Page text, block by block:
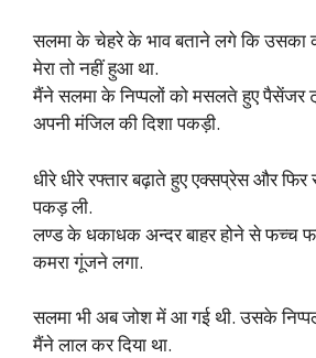
सलमा के चेहरे के भाव बताने लगे कि उसका
मेरा तो नहीं हुआ था.
मैंने सलमा के निप्पलों को मसलते हुए पैसेंजर
अपनी मंजिल की दिशा पकड़ी.
धीरे धीरे रफ्तार बढ़ाते हुए एक्सप्रेस और फिर
पकड़ ली.
लण्ड के धकाधक अन्दर बाहर होने से फच्च
कमरा गूंजने लगा.
सलमा भी अब जोश में आ गई थी. उसके
मैंने लाल कर दिया था.